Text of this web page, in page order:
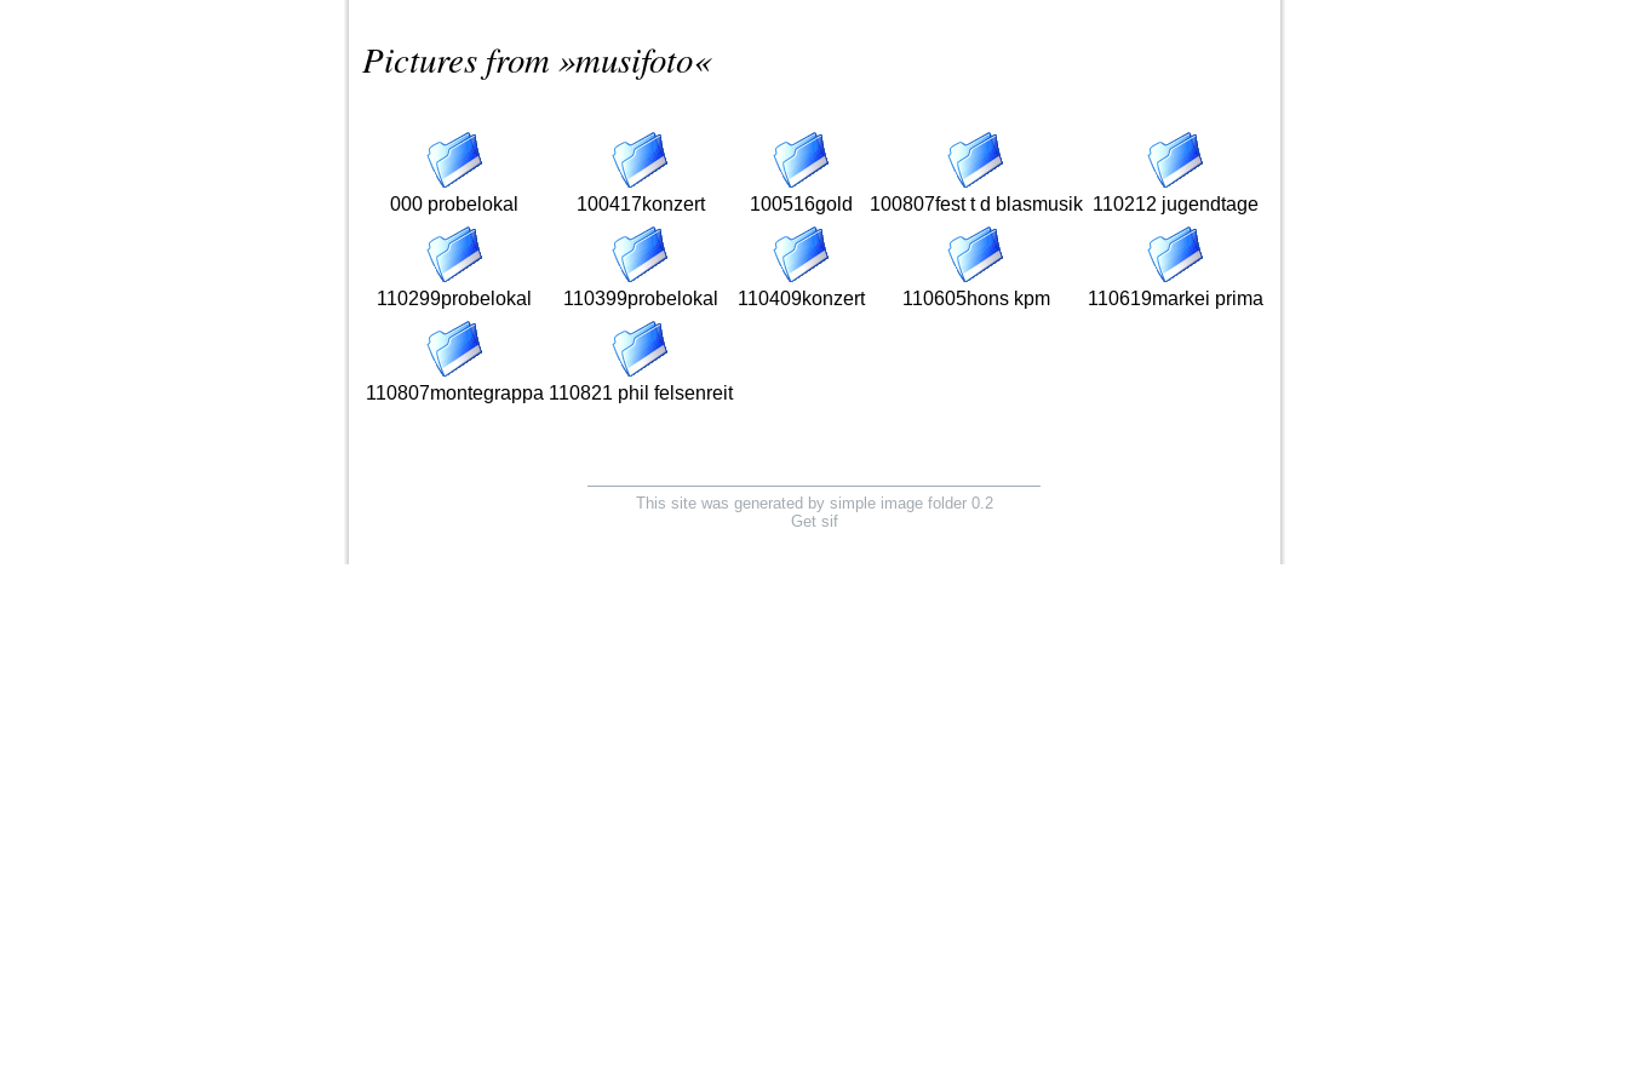
Pictures from »musifoto«
000 probelokal 100417konzert 100516gold 100807fest t d blasmusik 110212 jugendtage
110299probelokal 110399probelokal 110409konzert 110605hons kpm 110619markei prima
110807montegrappa 110821 phil felsenreit
This site was generated by simple image folder 0.2
Get sif